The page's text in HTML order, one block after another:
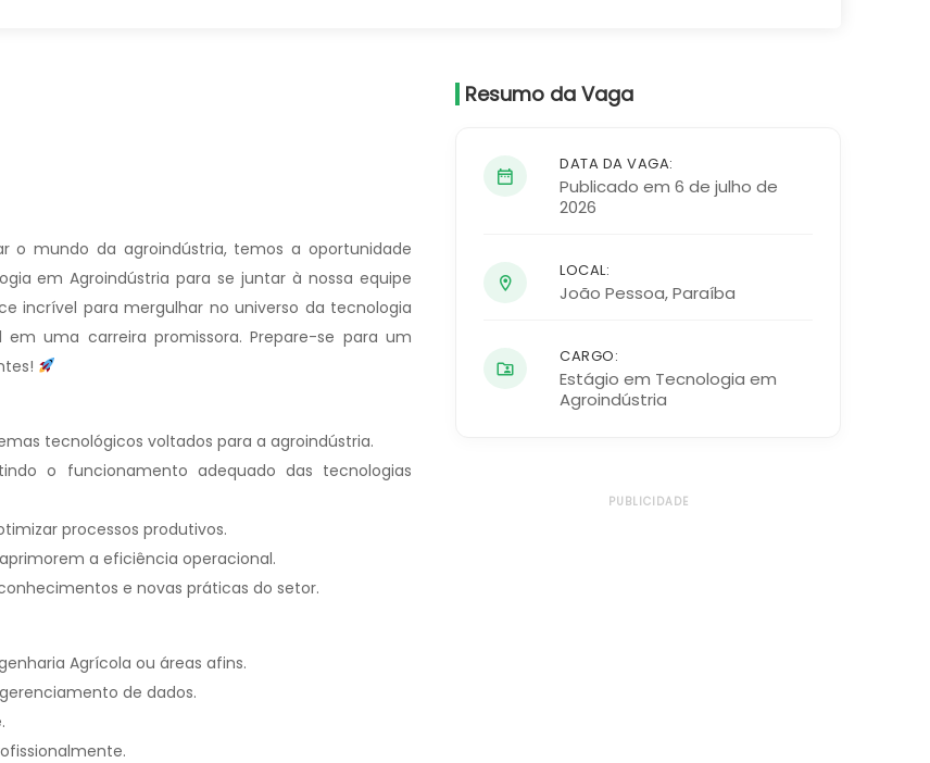
o mundo da agroindústria, temos a oportunidade
em Agroindústria para se juntar à nossa equipe
incrível para mergulhar no universo da tecnologia
uma carreira promissora. Prepare-se para um
tecnológicos voltados para a agroindústria.
o funcionamento adequado das tecnologias
processos produtivos.
a eficiência operacional.
e novas práticas do setor.
Agrícola ou áreas afins.
de dados.
Resumo da Vaga
DATA DA VAGA:
Publicado em 6 de julho de
2026
LOCAL:
João Pessoa,Paraíba
CARGO:
Estágio em Tecnologia em
Agroindústria
PUBLICIDADE